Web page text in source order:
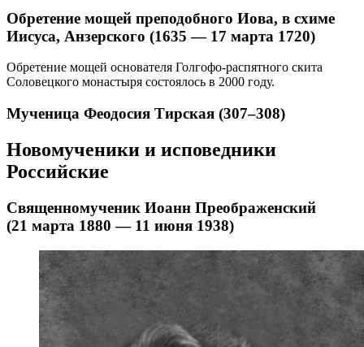
Обретение мощей преподобного Иова, в схиме
Иисуса, Анзерского (1635 — 17 марта 1720)
Обретение мощей основателя Голгофо-распятного скита
Соловецкого монастыря состоялось в 2000 году.
Мученица Феодосия Тирская (307–308)
Новомученики и исповедники
Российские
Священномученик Иоанн Преображенский
(21 марта 1880 — 11 июня 1938)